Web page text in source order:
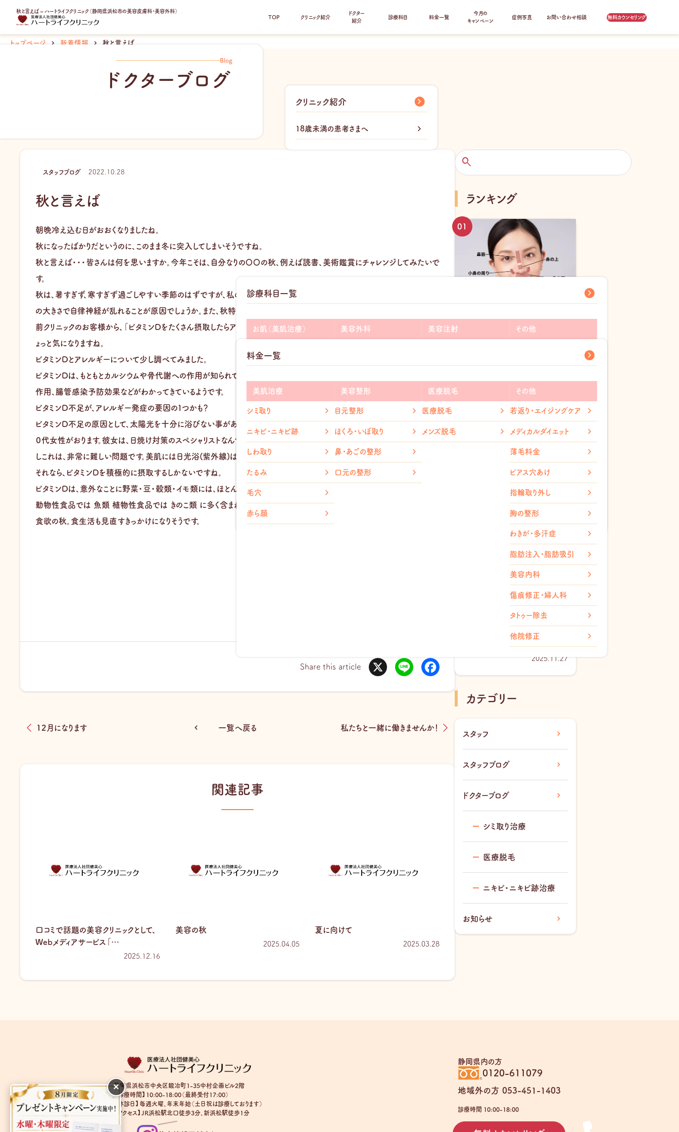
秋と言えば – ハートライフクリニック（静岡県浜松市の美容皮膚科・美容外科）
TOP
クリニック紹介
クリニック紹介
18歳未満の患者さまへ
ドクター
紹介
診療科目
診療科目一覧
お肌（美肌治療）
add
add 医療脱毛
add 毛穴治療
ホクロ取り
赤ら顔治療
美容外科
add
add しわ取り
add たるみ取り
鼻整形
口元整形
胸の整形
美容注射
グロースファクター
メディカルダイエット
その他
薄毛治療(AGA)
ワキガ・多汗症治療
アンチエイジング
美容内服
料金一覧
料金一覧
美肌治療
シミ取り
ニキビ・ニキビ跡
しわ取り
たるみ
毛穴
赤ら顔
美容整形
目元整形
ほくろ・いぼ取り
鼻・あごの整形
口元の整形
医療脱毛
医療脱毛
メンズ脱毛
その他
若返り・エイジングケア
メディカルダイエット
薄毛料金
ピアス穴あけ
指輪取り外し
胸の整形
わきが・多汗症
脂肪注入・脂肪吸引
美容内科
傷痕修正・婦人科
タトゥー除去
他院修正
今月の
キャンペーン
症例写真 お問い合わせ相談 無料カウンセリング
トップページ 新着情報 秋と言えば
Blog
ドクターブログ
スタッフブログ 2022.10.28
秋と言えば
朝晩冷え込む日がおおくなりましたね。
秋になったばかりだというのに、このまま冬に突入してしまいそうですね。
秋と言えば・・・皆さんは何を思いますか。今年こそは、自分なりの〇〇の秋、例えば読書、美術鑑賞にチャレンジしてみたいで
す。
秋は、暑すぎず、寒すぎず過ごしやすい季節のはずですが、私の周囲では体調を崩している人が多いように感じます。寒暖差
の大きさで自律神経が乱れることが原因でしょうか。また、秋特有の植物アレルギー症状に悩まされる人も多いようですね。以
前クリニックのお客様から、「ビタミンDをたくさん摂取したらアレルギー症状が緩和した。」との話を聞いた事がありました。ち
ょっと気になりますね。
ビタミンDとアレルギーについて少し調べてみました。
ビタミンDは、もともとカルシウムや骨代謝への作用が知られていますが、最近では免疫調節作用や腸管粘膜バリアー機能
作用、腸管感染予防効果などがわかってきているようです。
ビタミンD不足が、アレルギー発症の要因の１つかも？
ビタミンD不足の原因として、太陽光を十分に浴びない事があります。当クリニックのスタッフの中にもアレルギー症状に悩む４
０代女性がおります。彼女は、日焼け対策のスペシャリストなんです。やはりアレルギーとビタミンDとの関係があるのでは。しか
しこれは、非常に難しい問題です。美肌には日光浴(紫外線)は、大敵です！
それなら、ビタミンDを積極的に摂取するしかないですね。
ビタミンDは、意外なことに野菜・豆・穀類・イモ類には、ほとんど含まれていない栄養素なんだそうです。←知らなかった
動物性食品では 魚類 植物性食品では きのこ類 に多く含まれているようです。
食欲の秋。食生活も見直すきっかけになりそうです。
Share this article
k
12月になります 一覧へ戻る 私たちと一緒に働きませんか！
関連記事
口コミで話題の美容クリニックとして、
Webメディアサービス「…
2025.12.16
美容の秋
2025.04.05
夏に向けて
2025.03.28
検
索
ランキング
ても違う？対処法も紹介
2025.10.24
膿がパンパンのニキビ対処法
2025.11.14
白いニキビは何が原因？正しい
ケア方法・早く治す習慣をまと
2025.11.27
カテゴリー
スタッフ
スタッフブログ
ドクターブログ
シミ取り治療
医療脱毛
ニキビ・ニキビ跡治療
お知らせ
静岡県浜松市中央区鍛冶町1-35中村企画ビル2階
【診療時間】10:00-18:00（最終受付17:00）
【休診日】毎週火曜、年末年始（土日祝は診療しております）
【アクセス】JR浜松駅北口徒歩3分、新浜松駅徒歩1分
静岡県内の方
0120-611079
地域外の方 053-451-1403
診療時間 10:00-18:00
×